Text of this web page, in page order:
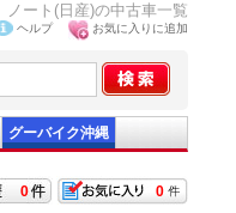
ノート(日産)の中古車一覧
ヘルプ お気に入りに追加
グーバイク沖縄
0
0